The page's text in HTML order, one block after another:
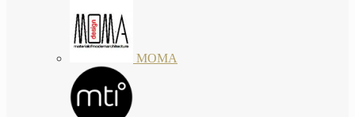
MOMA